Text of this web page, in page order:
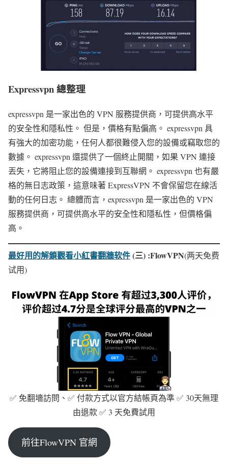
Expressvpn總整理
expressvpn 是一家出色的 VPN 服務提供商，可提供高水平
的安全性和隱私性。 但是，價格有點偏高。 expressvpn 具
有強大的加密功能，任何人都很難侵入您的設備或竊取您的
數據。 expressvpn 還提供了一個終止開關，如果 VPN 連接
丟失，它將阻止您的設備連接到互聯網。 expressvpn 也有嚴
格的無日志政策，這意味著 ExpressVPN 不會保留您在線活
動的任何日志。 總體而言，expressvpn 是一家出色的 VPN
服務提供商，可提供高水平的安全性和隱私性，但價格偏
高。
最好用的解鎖觀看小紅書翻牆软件(三) :FlowVPN(两天免费
试用)
✅ 免翻墻訪問、✅ 付款方式以官方結帳頁為準 ✅ 30天無理
由退款 ✅ 3 天免費試用
前往FlowVPN 官網